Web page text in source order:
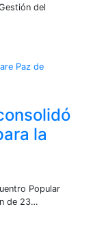
del
Paz de
la
Popular
de 23…